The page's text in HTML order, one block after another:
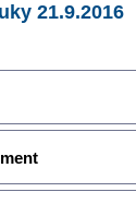
21.9.2016